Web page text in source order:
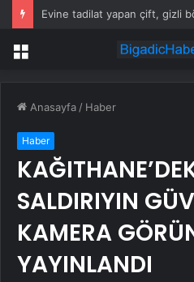
Menü
Anasayfa / Haber
Haber
SALDIRIYIN
KAMERA
YAYINLANDI